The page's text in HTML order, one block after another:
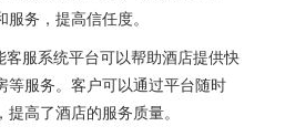
务，提高信任度。
服系统平台可以帮助酒店提供快
等服务。客户可以通过平台随时
高了酒店的服务质量。